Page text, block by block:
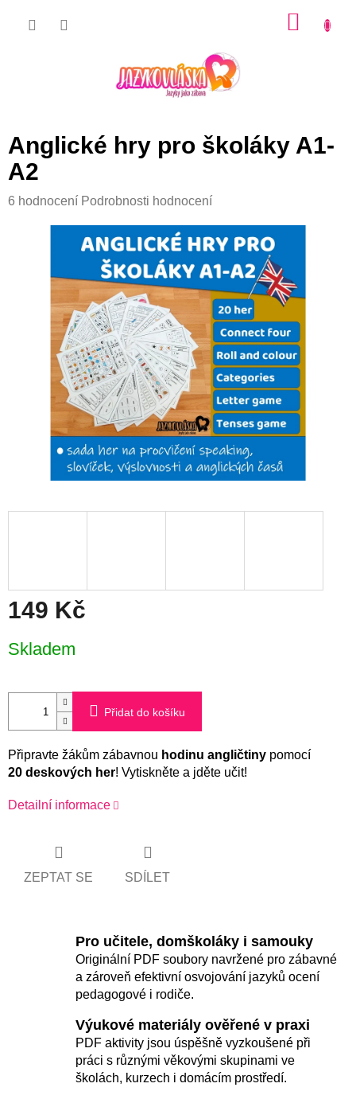
Anglické hry pro školáky A1-
A2
Průměrné
produktu
hvězdiček.
6 hodnocení Podrobnosti hodnocení
149 Kč
cena:
Skladem
Přidat do košíku
Připravte žákům zábavnou hodinu angličtiny pomocí
20 deskových her! Vytiskněte a jděte učit!
Detailní informace
ZEPTAT SE SDÍLET
Pro učitele, domškoláky i samouky
Originální PDF soubory navržené pro zábavné
a zároveň efektivní osvojování jazyků ocení
pedagogové i rodiče.
Výukové materiály ověřené v praxi
PDF aktivity jsou úspěšně vyzkoušené při
práci s různými věkovými skupinami ve
školách, kurzech i domácím prostředí.